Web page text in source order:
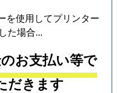
を使用してプリンター
た場合...
お支払い等で
だきます